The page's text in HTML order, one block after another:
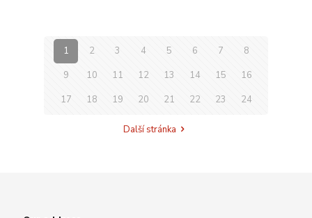
1 2 3 4 5 6 7
8
9
10 11 12 13 14 15
16
17
18 19 20 21 22 23 24
Další stránka